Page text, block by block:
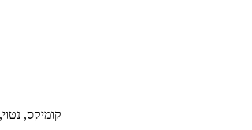
קומיקס,